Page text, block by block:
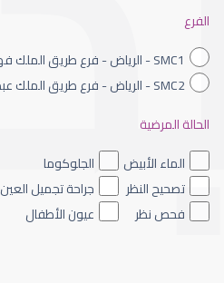
عيون الاطفال الملونه
الفرع
SMC1 - الرياض - فرع طريق الملك فهد
SMC2 - الرياض - فرع طريق الملك عبدالله
الحالة المرضية
الماء الأبيض
الجلوكوما
تصحيح النظر
جراحة تجميل العين
فحص نظر
عيون الأطفال